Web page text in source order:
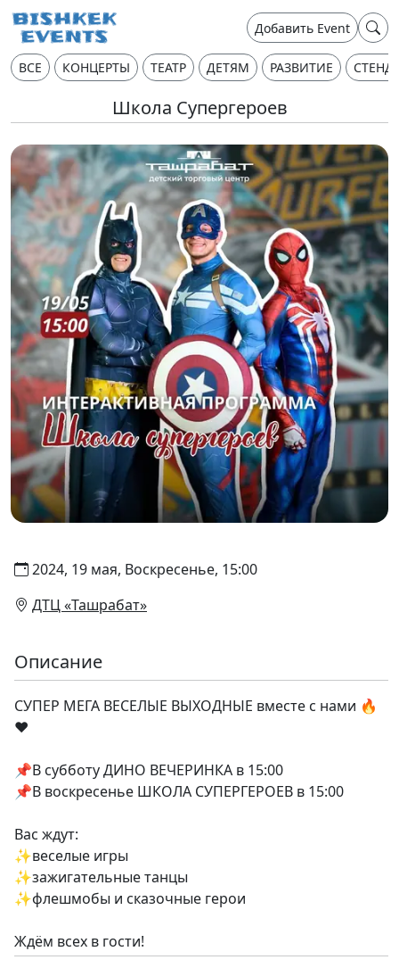
Добавить Event
ВСЕ КОНЦЕРТЫ ТЕАТР ДЕТЯМ РАЗВИТИЕ
Школа Супергероев
2024, 19 мая, Воскресенье, 15:00
ДТЦ «Ташрабат»
Описание
СУПЕР МЕГА ВЕСЕЛЫЕ ВЫХОДНЫЕ вместе с нами 🔥
❤️
📌В субботу ДИНО ВЕЧЕРИНКА в 15:00
📌В воскресенье ШКОЛА СУПЕРГЕРОЕВ в 15:00
Вас ждут:
✨веселые игры
✨зажигательные танцы
✨флешмобы и сказочные герои
Ждём всех в гости!